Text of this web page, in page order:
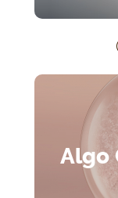
Algo